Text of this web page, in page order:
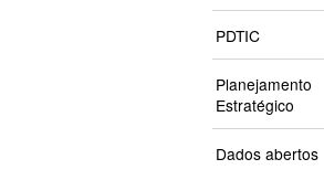
PDTIC
Planejamento
Estratégico
Dados abertos